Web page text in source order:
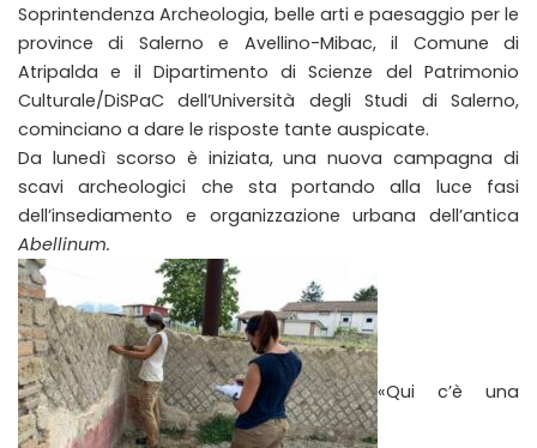
Soprintendenza Archeologia, belle arti e paesaggio per le
province di Salerno e Avellino-Mibac, il Comune di
Atripalda e il Dipartimento di Scienze del Patrimonio
Culturale/DiSPaC dell’Università degli Studi di Salerno,
cominciano a dare le risposte tante auspicate.
Da lunedì scorso è iniziata, una nuova campagna di
scavi archeologici che sta portando alla luce fasi
dell’insediamento e organizzazione urbana dell’antica
Abellinum.
«Qui c’è una